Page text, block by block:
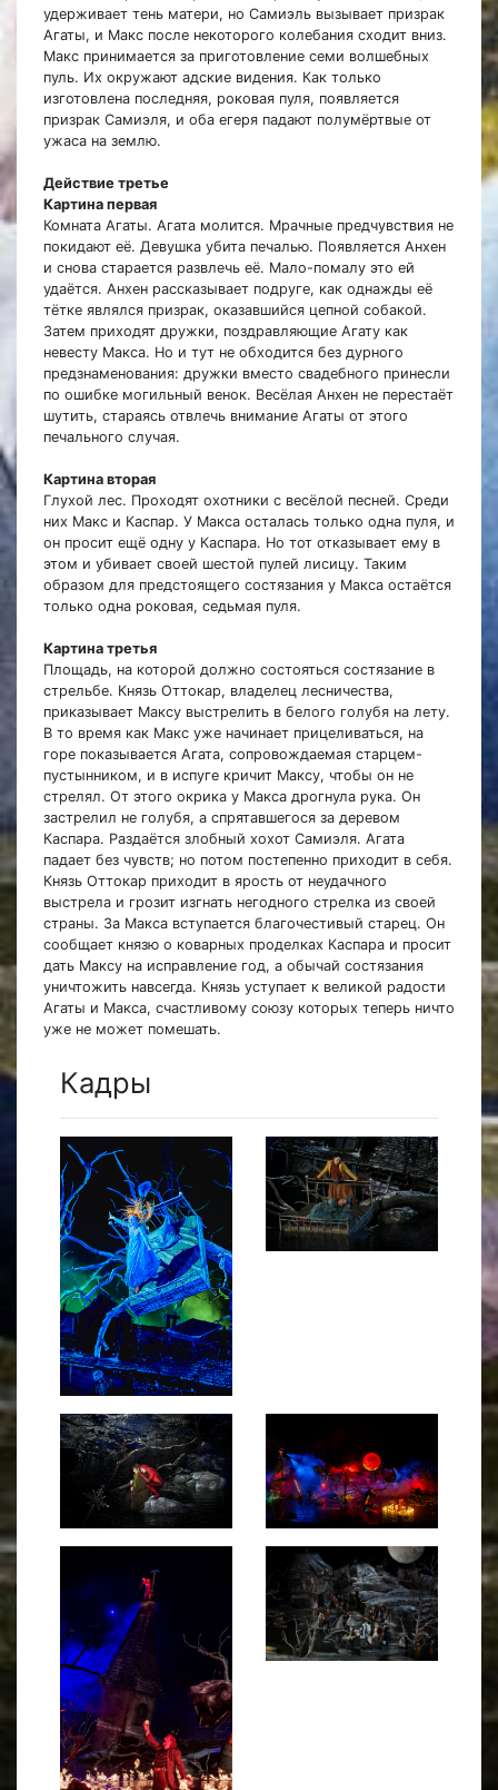
удерживает тень матери, но Самиэль вызывает призрак
Агаты, и Макс после некоторого колебания сходит вниз.
Макс принимается за приготовление семи волшебных
пуль. Их окружают адские видения. Как только
изготовлена последняя, роковая пуля, появляется
призрак Самиэля, и оба егеря падают полумёртвые от
ужаса на землю.
Действие третье
Картина первая
Комната Агаты. Агата молится. Мрачные предчувствия не
покидают её. Девушка убита печалью. Появляется Анхен
и снова старается развлечь её. Мало-помалу это ей
удаётся. Анхен рассказывает подруге, как однажды её
тётке являлся призрак, оказавшийся цепной собакой.
Затем приходят дружки, поздравляющие Агату как
невесту Макса. Но и тут не обходится без дурного
предзнаменования: дружки вместо свадебного принесли
по ошибке могильный венок. Весёлая Анхен не перестаёт
шутить, стараясь отвлечь внимание Агаты от этого
печального случая.
Картина вторая
Глухой лес. Проходят охотники с весёлой песней. Среди
них Макс и Каспар. У Макса осталась только одна пуля, и
он просит ещё одну у Каспара. Но тот отказывает ему в
этом и убивает своей шестой пулей лисицу. Таким
образом для предстоящего состязания у Макса остаётся
только одна роковая, седьмая пуля.
Картина третья
Площадь, на которой должно состояться состязание в
стрельбе. Князь Оттокар, владелец лесничества,
приказывает Максу выстрелить в белого голубя на лету.
В то время как Макс уже начинает прицеливаться, на
горе показывается Агата, сопровождаемая старцем-
пустынником, и в испуге кричит Максу, чтобы он не
стрелял. От этого окрика у Макса дрогнула рука. Он
застрелил не голубя, а спрятавшегося за деревом
Каспара. Раздаётся злобный хохот Самиэля. Агата
падает без чувств; но потом постепенно приходит в себя.
Князь Оттокар приходит в ярость от неудачного
выстрела и грозит изгнать негодного стрелка из своей
страны. За Макса вступается благочестивый старец. Он
сообщает князю о коварных проделках Каспара и просит
дать Максу на исправление год, а обычай состязания
уничтожить навсегда. Князь уступает к великой радости
Агаты и Макса, счастливому союзу которых теперь ничто
уже не может помешать.
Кадры